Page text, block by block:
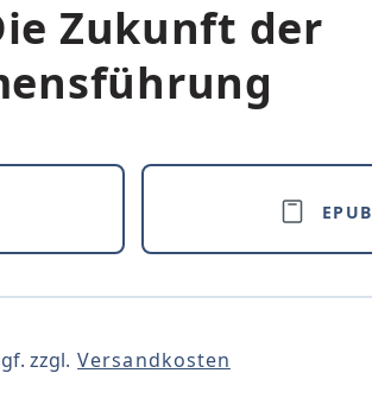
Zukunft der
EPUB
zzgl. Versandkosten